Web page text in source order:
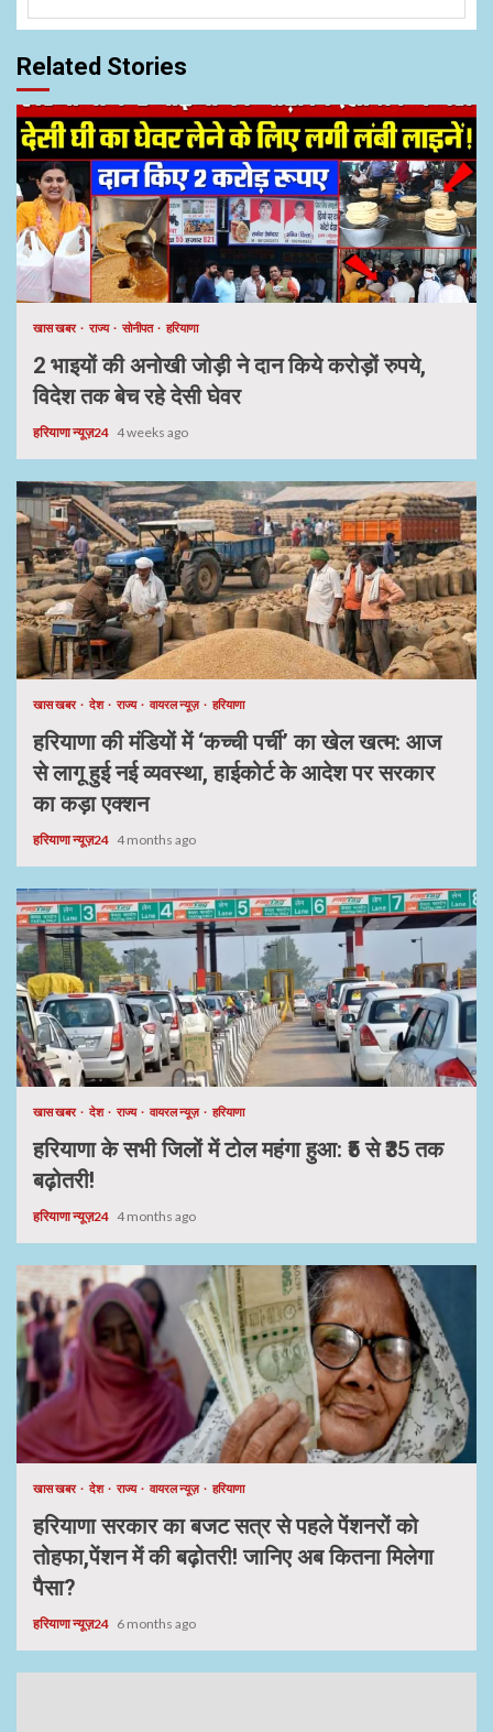
Related Stories
खास खबर राज्य सोनीपत हरियाणा
2 भाइयों की अनोखी जोड़ी ने दान किये करोड़ों रुपये,
विदेश तक बेच रहे देसी घेवर
हरियाणा न्यूज़24 4 weeks ago
खास खबर देश राज्य वायरल न्यूज़ हरियाणा
हरियाणा की मंडियों में ‘कच्ची पर्ची’ का खेल खत्म: आज
से लागू हुई नई व्यवस्था, हाईकोर्ट के आदेश पर सरकार
का कड़ा एक्शन
हरियाणा न्यूज़24 4 months ago
खास खबर देश राज्य वायरल न्यूज़ हरियाणा
हरियाणा के सभी जिलों में टोल महंगा हुआ: ₹5 से ₹35 तक
बढ़ोतरी!
हरियाणा न्यूज़24 4 months ago
खास खबर देश राज्य वायरल न्यूज़ हरियाणा
हरियाणा सरकार का बजट सत्र से पहले पेंशनरों को
तोहफा,पेंशन में की बढ़ोतरी! जानिए अब कितना मिलेगा
पैसा?
हरियाणा न्यूज़24 6 months ago